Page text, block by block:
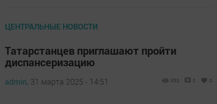
ЦЕНТРАЛЬНЫЕ НОВОСТИ
Татарстанцев приглашают пройти
диспансеризацию
admin, 31 марта 2025 - 14:51 353 0 0